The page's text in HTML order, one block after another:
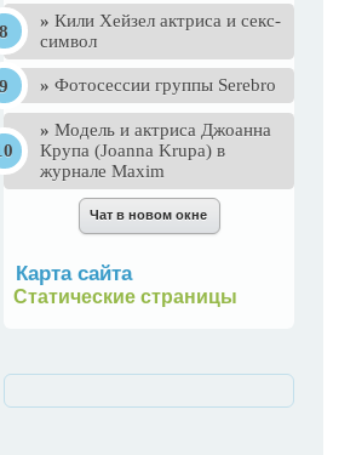
» Кили Хейзел актриса и секс-
символ
» Фотосессии группы Serebro
» Mодель и актриса Джоанна
Крупа (Joanna Krupa) в
журнале Maxim
Карта сайта
Статические страницы